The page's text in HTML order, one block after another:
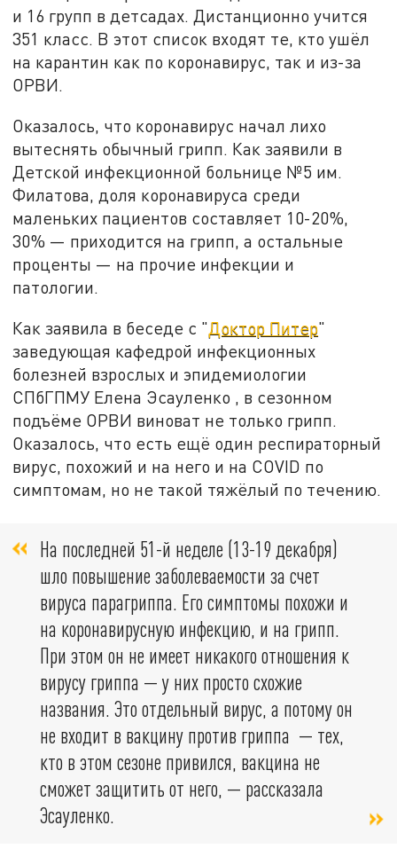
и 16 групп в детсадах. Дистанционно учится
351 класс. В этот список входят те, кто ушёл
на карантин как по коронавирус, так и из-за
ОРВИ.
Оказалось, что коронавирус начал лихо
вытеснять обычный грипп. Как заявили в
Детской инфекционной больнице №5 им.
Филатова, доля коронавируса среди
маленьких пациентов составляет 10-20%,
30% — приходится на грипп, а остальные
проценты — на прочие инфекции и
патологии.
Как заявила в беседе с "Доктор Питер"
заведующая кафедрой инфекционных
болезней взрослых и эпидемиологии
СПбГПМУ Елена Эсауленко , в сезонном
подъёме ОРВИ виноват не только грипп.
Оказалось, что есть ещё один респираторный
вирус, похожий и на него и на COVID по
симптомам, но не такой тяжёлый по течению.
На последней 51-й неделе (13-19 декабря)
шло повышение заболеваемости за счет
вируса парагриппа. Его симптомы похожи и
на коронавирусную инфекцию, и на грипп.
При этом он не имеет никакого отношения к
вирусу гриппа — у них просто схожие
названия. Это отдельный вирус, а потому он
не входит в вакцину против гриппа — тех,
кто в этом сезоне привился, вакцина не
сможет защитить от него, — рассказала
Эсауленко.